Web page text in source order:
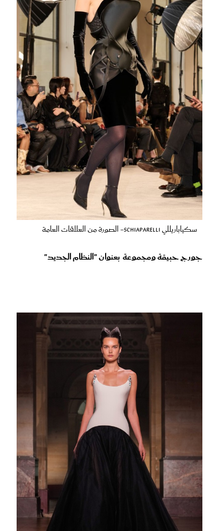
سكياباريللي Schiaparelli- الصورة من العلاقات العامة
جورج حبيقة ومجموعة بعنوان "النظام الجديد"